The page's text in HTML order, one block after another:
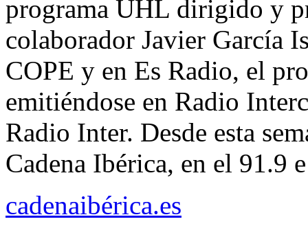
programa UHL dirigido y
colaborador Javier García
COPE y en Es Radio, el
emitiéndose en Radio
Radio Inter. Desde esta
Cadena Ibérica, en el 91.9
cadenaibérica.es